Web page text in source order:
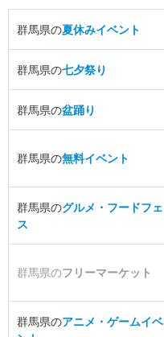
群馬県の夏休みイベント
群馬県の七夕祭り
群馬県の盆踊り
群馬県の無料イベント
群馬県のグルメ・フードフェ
ス
群馬県のフリーマーケット
群馬県のアニメ・ゲームイベ